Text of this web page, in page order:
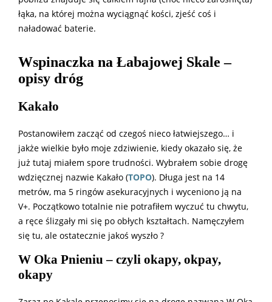
łąka, na której można wyciągnąć kości, zjeść coś i
naładować baterie.
Wspinaczka na Łabajowej Skale –
opisy dróg
Kakało
Postanowiłem zacząć od czegoś nieco łatwiejszego… i
jakże wielkie było moje zdziwienie, kiedy okazało się, że
już tutaj miałem spore trudności. Wybrałem sobie drogę
wdzięcznej nazwie Kakało (TOPO). Długa jest na 14
metrów, ma 5 ringów asekuracyjnych i wyceniono ją na
V+. Początkowo totalnie nie potrafiłem wyczuć tu chwytu,
a ręce ślizgały mi się po obłych kształtach. Namęczyłem
się tu, ale ostatecznie jakoś wyszło ?
W Oka Pnieniu – czyli okapy, okpay,
okapy